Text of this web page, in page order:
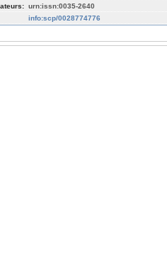
urn:issn:0035-2640
info:scp/0028774776